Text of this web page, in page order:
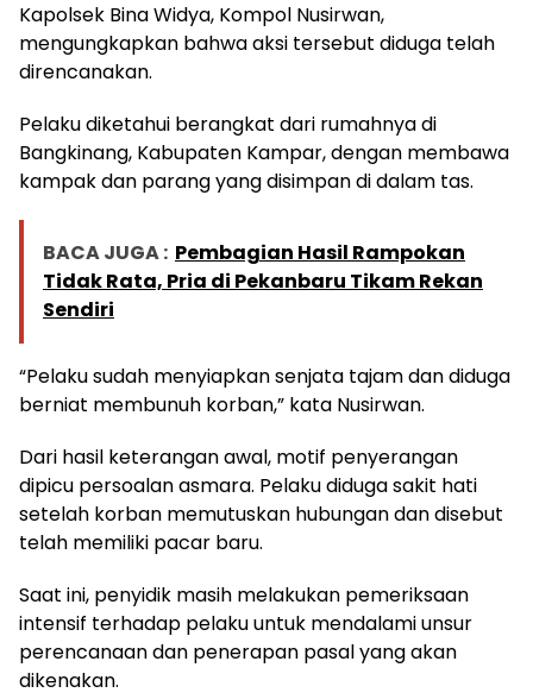
Kapolsek Bina Widya, Kompol Nusirwan,
mengungkapkan bahwa aksi tersebut diduga telah
direncanakan.
Pelaku diketahui berangkat dari rumahnya di
Bangkinang, Kabupaten Kampar, dengan membawa
kampak dan parang yang disimpan di dalam tas.
BACA JUGA : Pembagian Hasil Rampokan
Tidak Rata, Pria di Pekanbaru Tikam Rekan
Sendiri
“Pelaku sudah menyiapkan senjata tajam dan diduga
berniat membunuh korban,” kata Nusirwan.
Dari hasil keterangan awal, motif penyerangan
dipicu persoalan asmara. Pelaku diduga sakit hati
setelah korban memutuskan hubungan dan disebut
telah memiliki pacar baru.
Saat ini, penyidik masih melakukan pemeriksaan
intensif terhadap pelaku untuk mendalami unsur
perencanaan dan penerapan pasal yang akan
dikenakan.